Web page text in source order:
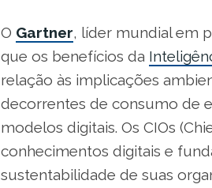
O Gartner, líder mundial em
que os benefícios da
relação às implicações
decorrentes de consumo de
modelos digitais. Os CIOs
conhecimentos digitais e
sustentabilidade de suas